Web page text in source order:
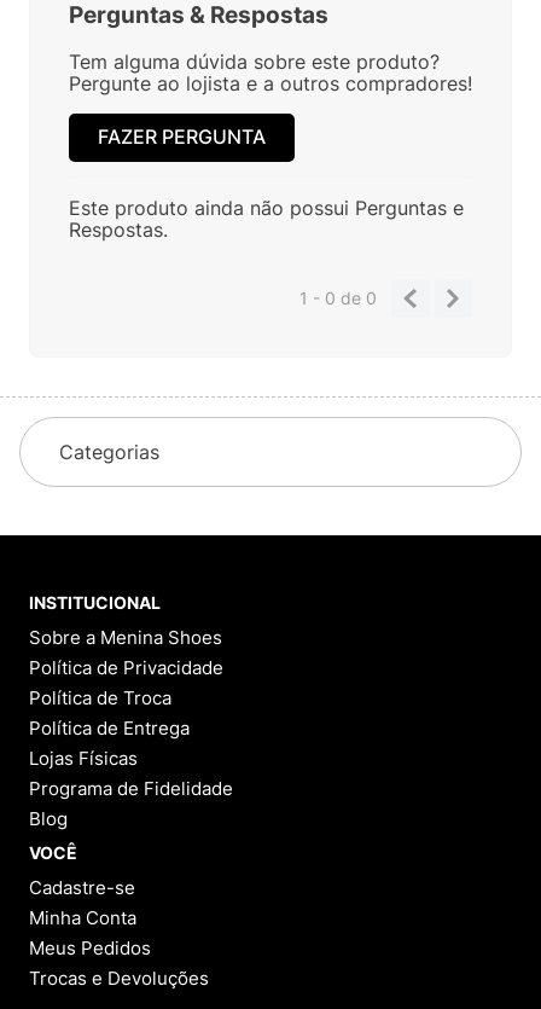
Perguntas & Respostas
Tem alguma dúvida sobre este produto?
Pergunte ao lojista e a outros compradores!
FAZER PERGUNTA
Este produto ainda não possui Perguntas e
Respostas.
1 - 0de 0
Categorias
INSTITUCIONAL
Sobre a Menina Shoes
Política de Privacidade
Política de Troca
Política de Entrega
Lojas Físicas
Programa de Fidelidade
Blog
VOCÊ
Cadastre-se
Minha Conta
Meus Pedidos
Trocas e Devoluções